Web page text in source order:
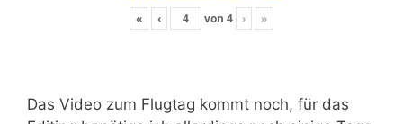
« ‹ von 4 › »
Das Video zum Flugtag kommt noch, für das